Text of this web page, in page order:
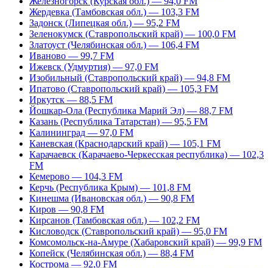
Жердевка (Тамбовская обл.) — 103,3 FM
Задонск (Липецкая обл.) — 95,2 FM
Зеленокумск (Ставропольский край) — 100,0 FM
Златоуст (Челябинская обл.) — 106,4 FM
Иваново — 99,7 FM
Ижевск (Удмуртия) — 97,0 FM
Изобильный (Ставропольский край) — 94,8 FM
Ипатово (Ставропольский край) — 105,3 FM
Иркутск — 88,5 FM
Йошкар-Ола (Республика Марий Эл) — 88,7 FM
Казань (Республика Татарстан) — 95,5 FM
Калининград — 97,0 FM
Каневская (Краснодарский край) — 105,1 FM
Карачаевск (Карачаево-Черкесская республика) — 102,3
FM
Кемерово — 104,3 FM
Керчь (Республика Крым) — 101,8 FM
Кинешма (Ивановская обл.) — 90,8 FM
Киров — 90,8 FM
Кирсанов (Тамбовская обл.) — 102,2 FM
Кисловодск (Ставропольский край) — 95,0 FM
Комсомольск-на-Амуре (Хабаровский край) — 99,9 FM
Копейск (Челябинская обл.) — 88,4 FM
Кострома — 92,0 FM